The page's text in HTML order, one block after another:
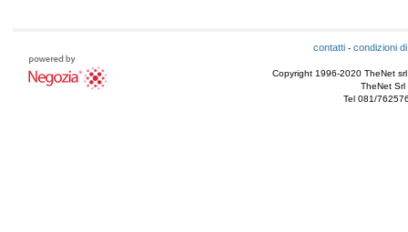
contatti- condizioni
Copyright 1996-2020 TheNet
TheNet Srl
Tel 081/